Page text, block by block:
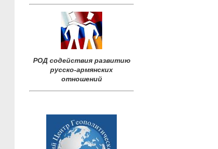
РОД содействия развитию
русско-армянских
отношений